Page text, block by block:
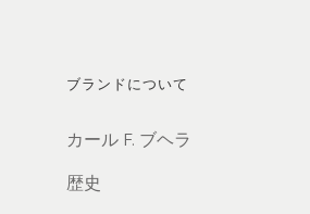
ブランドについて
カール F. ブヘラ
歴史